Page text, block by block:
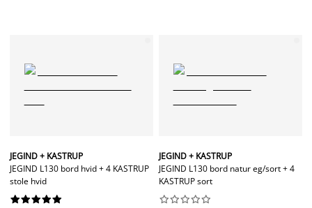
JEGIND + KASTRUP
JEGIND L130 bord hvid + 4 KASTRUP
stole hvid






JEGIND + KASTRUP
JEGIND L130 bord natur eg/sort + 4
KASTRUP sort





